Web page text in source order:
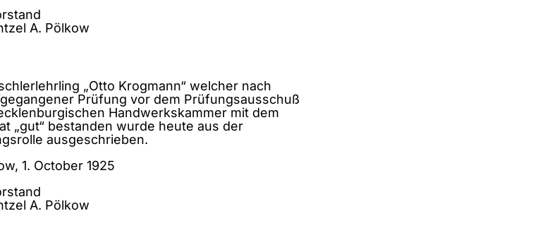
A. Pölkow
„Otto Krogmann“ welcher nach
Prüfung vor dem Prüfungsausschuß
Handwerkskammer mit dem
„gut“ bestanden wurde heute aus der
ausgeschrieben.
1. October 1925
A. Pölkow